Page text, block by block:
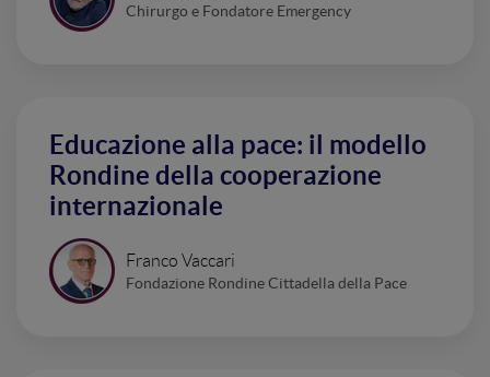
Chirurgo e Fondatore Emergency
Educazione alla pace: il modello
Rondine della cooperazione
internazionale
Franco Vaccari
Fondazione Rondine Cittadella della Pace